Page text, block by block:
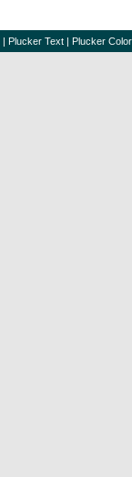
| Plucker Text | Plucker Color